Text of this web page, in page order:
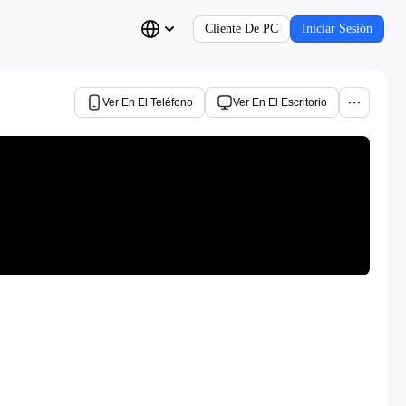
Cliente De PC Iniciar Sesión
Ver En El Teléfono Ver En El Escritorio